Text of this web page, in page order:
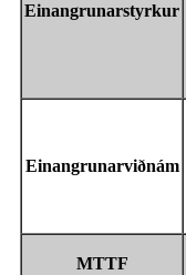
Einangrunarstyrkur
Einangrunarviðnám
MTTF